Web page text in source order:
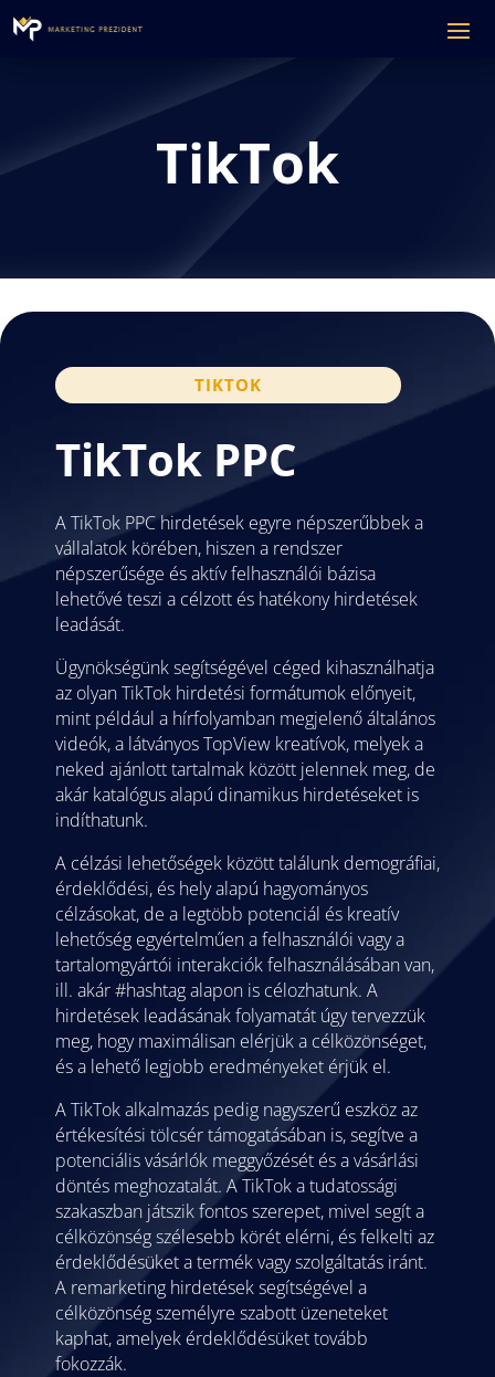
TikTok
TIKTOK
TikTok PPC
A TikTok PPC hirdetések egyre népszerűbbek a
vállalatok körében, hiszen a rendszer
népszerűsége és aktív felhasználói bázisa
lehetővé teszi a célzott és hatékony hirdetések
leadását.
Ügynökségünk segítségével céged kihasználhatja
az olyan TikTok hirdetési formátumok előnyeit,
mint például a hírfolyamban megjelenő általános
videók, a látványos TopView kreatívok, melyek a
neked ajánlott tartalmak között jelennek meg, de
akár katalógus alapú dinamikus hirdetéseket is
indíthatunk.
A célzási lehetőségek között találunk demográfiai,
érdeklődési, és hely alapú hagyományos
célzásokat, de a legtöbb potenciál és kreatív
lehetőség egyértelműen a felhasználói vagy a
tartalomgyártói interakciók felhasználásában van,
ill. akár #hashtag alapon is célozhatunk. A
hirdetések leadásának folyamatát úgy tervezzük
meg, hogy maximálisan elérjük a célközönséget,
és a lehető legjobb eredményeket érjük el.
A TikTok alkalmazás pedig nagyszerű eszköz az
értékesítési tölcsér támogatásában is, segítve a
potenciális vásárlók meggyőzését és a vásárlási
döntés meghozatalát. A TikTok a tudatossági
szakaszban játszik fontos szerepet, mivel segít a
célközönség szélesebb körét elérni, és felkelti az
érdeklődésüket a termék vagy szolgáltatás iránt.
A remarketing hirdetések segítségével a
célközönség személyre szabott üzeneteket
kaphat, amelyek érdeklődésüket tovább
fokozzák.